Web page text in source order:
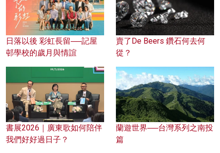
日落以後 彩虹長留──記屋
邨學校的歲月與情誼
賣了De Beers 鑽石何去何
從？
書展2026｜廣東歌如何陪伴
我們好好過日子？
蘭遊世界──台灣系列之南投
篇